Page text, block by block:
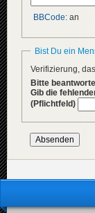
BBCode: an
Bist Du ein
Verifizierung,
Bitte
Gib die
(Pflichtfeld)